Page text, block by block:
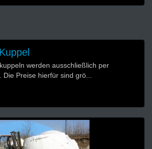
werden ausschließlich per
Preise hierfür sind grö...